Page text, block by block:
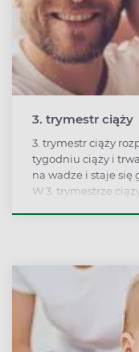
3. trymestr ciąży
3. trymestr ciąży
tygodniu ciąży i
na wadze i staje się
W 3. trymestrze